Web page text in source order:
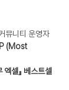
뮤니티 운영자
(Most
엑셀』 베스트셀